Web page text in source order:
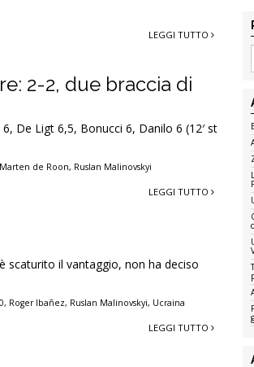
LEGGI TUTTO
2-2, due braccia di
De Ligt 6,5, Bonucci 6, Danilo 6 (12′ st
Marten de Roon, Ruslan Malinovskyi
LEGGI TUTTO
scaturito il vantaggio, non ha deciso
, Roger Ibañez, Ruslan Malinovskyi, Ucraina
LEGGI TUTTO